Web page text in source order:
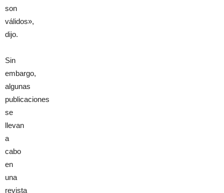
​​son
válidos»,
dijo.
Sin
embargo,
algunas
publicaciones
se
llevan
a
cabo
en
una
revista